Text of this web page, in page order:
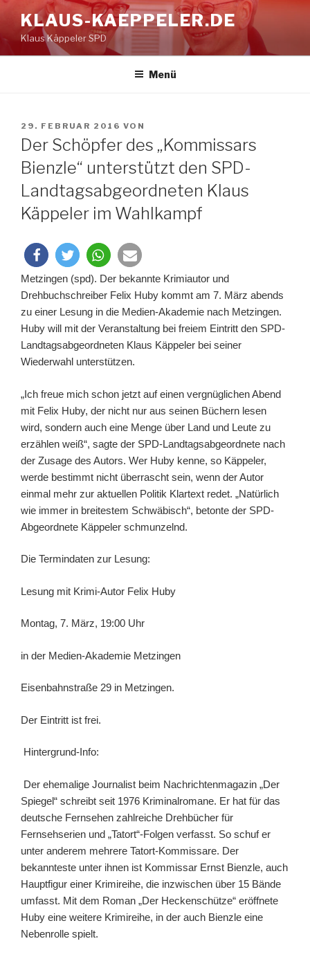
Inhalt
springen
KLAUS-KAEPPELER.DE
Klaus Käppeler SPD
Menü
VERÖFFENTLICHT
AM
29. FEBRUAR 2016 VON
Der Schöpfer des „Kommissars
Bienzle“ unterstützt den SPD-
Landtagsabgeordneten Klaus
Käppeler im Wahlkampf
Metzingen (spd). Der bekannte Krimiautor und
Drehbuchschreiber Felix Huby kommt am 7. März abends
zu einer Lesung in die Medien-Akademie nach Metzingen.
Huby will mit der Veranstaltung bei freiem Eintritt den SPD-
Landtagsabgeordneten Klaus Käppeler bei seiner
Wiederwahl unterstützen.
„Ich freue mich schon jetzt auf einen vergnüglichen Abend
mit Felix Huby, der nicht nur aus seinen Büchern lesen
wird, sondern auch eine Menge über Land und Leute zu
erzählen weiß“, sagte der SPD-Landtagsabgeordnete nach
der Zusage des Autors. Wer Huby kenne, so Käppeler,
werde bestimmt nicht überrascht sein, wenn der Autor
einmal mehr zur aktuellen Politik Klartext redet. „Natürlich
wie immer in breitestem Schwäbisch“, betonte der SPD-
Abgeordnete Käppeler schmunzelnd.
Die Termindaten zur Lesung:
Lesung mit Krimi-Autor Felix Huby
Montag, 7. März, 19:00 Uhr
in der Medien-Akademie Metzingen
Eisenbahnstraße 29 in Metzingen.
Der Eintritt ist frei.
Hintergrund-Info:
Der ehemalige Journalist beim Nachrichtenmagazin „Der
Spiegel“ schreibt seit 1976 Kriminalromane. Er hat für das
deutsche Fernsehen zahlreiche Drehbücher für
Fernsehserien und „Tatort“-Folgen verfasst. So schuf er
unter anderem mehrere Tatort-Kommissare. Der
bekannteste unter ihnen ist Kommissar Ernst Bienzle, auch
Hauptfigur einer Krimireihe, die inzwischen über 15 Bände
umfasst. Mit dem Roman „Der Heckenschütze“ eröffnete
Huby eine weitere Krimireihe, in der auch Bienzle eine
Nebenrolle spielt.